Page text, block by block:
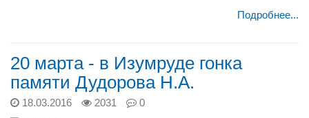
Подробнее...
20 марта - в Изумруде гонка
памяти Дудорова Н.А.
18.03.2016 2031 0